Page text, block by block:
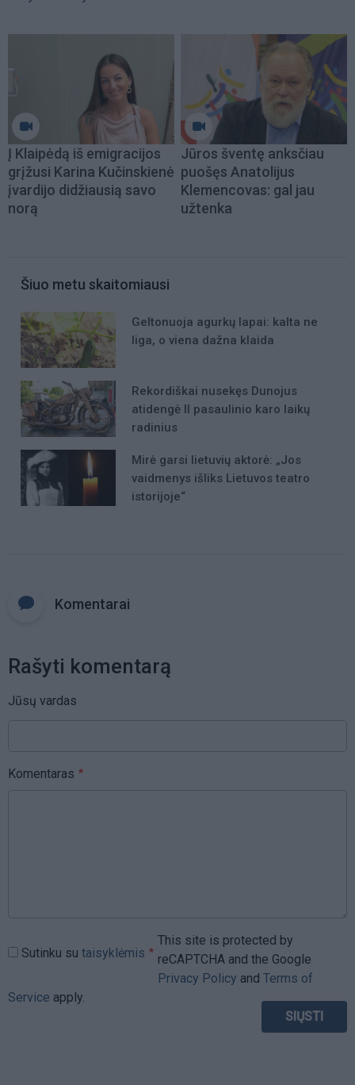
Į Klaipėdą iš emigracijos
grįžusi Karina Kučinskienė
įvardijo didžiausią savo
norą
Jūros šventę anksčiau
puošęs Anatolijus
Klemencovas: gal jau
užtenka
Šiuo metu skaitomiausi
Geltonuoja agurkų lapai: kalta ne
liga, o viena dažna klaida
Rekordiškai nusekęs Dunojus
atidengė II pasaulinio karo laikų
radinius
Mirė garsi lietuvių aktorė: „Jos
vaidmenys išliks Lietuvos teatro
istorijoje“
Komentarai
Rašyti komentarą
Jūsų vardas
Komentaras
Sutinku su taisyklėmis
This site is protected by
reCAPTCHA and the Google
Privacy Policy and Terms of
Service apply.